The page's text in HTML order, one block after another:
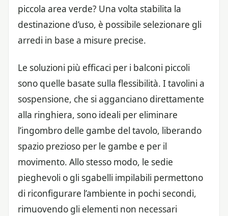
piccola area verde? Una volta stabilita la
destinazione d’uso, è possibile selezionare gli
arredi in base a misure precise.
Le soluzioni più efficaci per i balconi piccoli
sono quelle basate sulla flessibilità. I tavolini a
sospensione, che si agganciano direttamente
alla ringhiera, sono ideali per eliminare
l’ingombro delle gambe del tavolo, liberando
spazio prezioso per le gambe e per il
movimento. Allo stesso modo, le sedie
pieghevoli o gli sgabelli impilabili permettono
di riconfigurare l’ambiente in pochi secondi,
rimuovendo gli elementi non necessari